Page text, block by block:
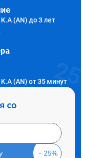
(AN) до 3 лет
(AN) от 35 минут
со